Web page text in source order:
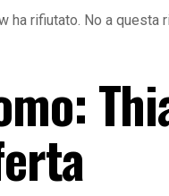
ha rifiutato. No a questa